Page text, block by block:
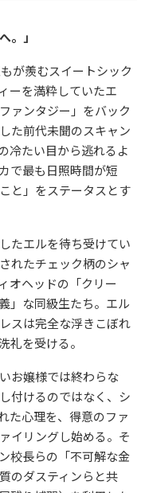
。」
が羨むスイートシック
ーを満粋していたエ
ァンタジー」をバック
た前代未聞のスキャン
冷たい目から逃れるよ
で最も日照時間が短
と」をステータスとす
たエルを待ち受けてい
れたチェック柄のシャ
オヘッドの「クリー
」な同級生たち。エル
スは完全な浮きこぼれ
礼を受ける。
お嬢様では終わらな
付けるのではなく、シ
た心理を、得意のファ
イリングし始める。そ
校長らの「不可解な金
のダスティンらと共